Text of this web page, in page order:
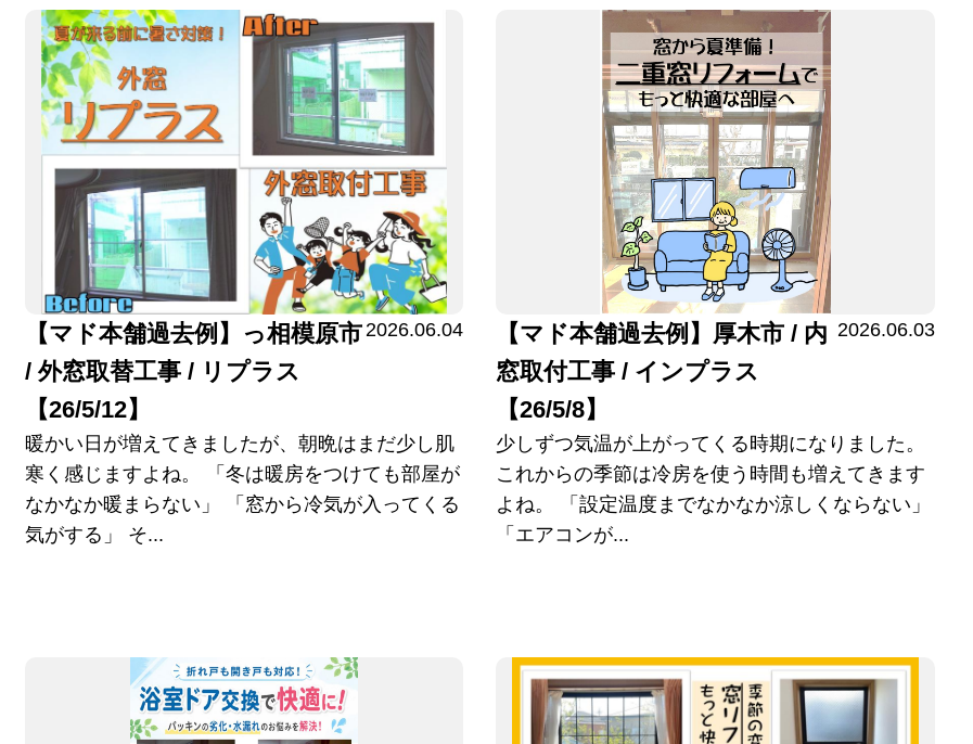
【マド本舗過去例】っ相模原市
/ 外窓取替工事 / リプラス
【26/5/12】
2026.06.04
暖かい日が増えてきましたが、朝晩はまだ少し肌
寒く感じますよね。 「冬は暖房をつけても部屋が
なかなか暖まらない」 「窓から冷気が入ってくる
気がする」 そ...
【マド本舗過去例】厚木市 / 内
窓取付工事 / インプラス
【26/5/8】
2026.06.03
少しずつ気温が上がってくる時期になりました。
これからの季節は冷房を使う時間も増えてきます
よね。 「設定温度までなかなか涼しくならない」
「エアコンが...